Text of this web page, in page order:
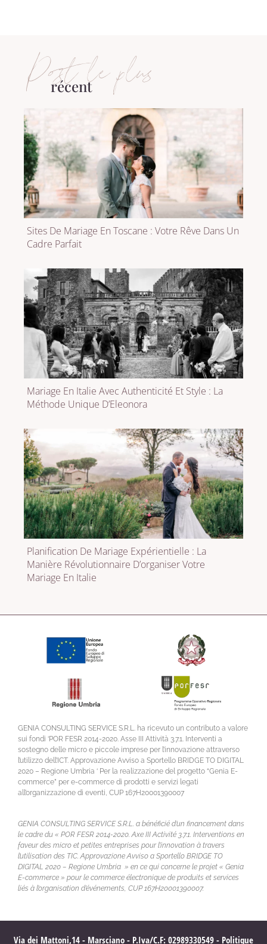
Post le plus
récent
Sites De Mariage En Toscane : Votre Rêve Dans Un
Cadre Parfait
Mariage En Italie Avec Authenticité Et Style : La
Méthode Unique D’Eleonora
Planification De Mariage Expérientielle : La
Manière Révolutionnaire D’organiser Votre
Mariage En Italie
GENIA CONSULTING SERVICE S.R.L. ha ricevuto un contributo a valore
sui fondi ‘POR FESR 2014-2020. Asse III Attività 3.7.1. Interventi a
sostegno delle micro e piccole imprese per l’innovazione attraverso
l’utilizzo dell’ICT. Approvazione Avviso a Sportello BRIDGE TO DIGITAL
2020 – Regione Umbria ‘ Per la realizzazione del progetto “Genia E-
commerce” per e-commerce di prodotti e servizi legati
all’organizzazione di eventi, CUP 167H20001390007
GENIA CONSULTING SERVICE S.R.L. a bénéficié d’un financement dans
le cadre du « POR FESR 2014-2020. Axe III Activité 3.7.1. Interventions en
faveur des micro et petites entreprises pour l’innovation à travers
l’utilisation des TIC. Approvazione Avviso a Sportello BRIDGE TO
DIGITAL 2020 – Regione Umbria » en ce qui concerne le projet « Genia
E-commerce » pour le commerce électronique de produits et services
liés à l’organisation d’événements, CUP 167H20001390007.
Via dei Mattoni,14 - Marsciano - P.Iva/C.F: 02989330549 - Politique